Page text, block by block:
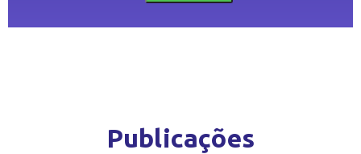
Publicações